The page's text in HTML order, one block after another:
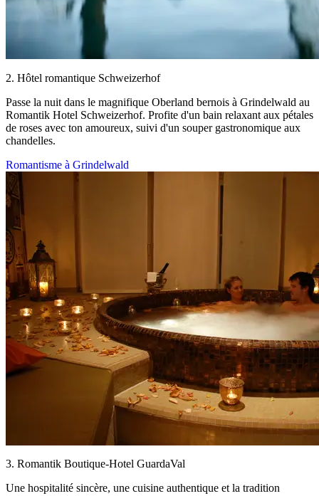
2. Hôtel romantique Schweizerhof
Passe la nuit dans le magnifique Oberland bernois à Grindelwald au
Romantik Hotel Schweizerhof. Profite d'un bain relaxant aux pétales
de roses avec ton amoureux, suivi d'un souper gastronomique aux
chandelles.
Romantisme à Grindelwald
3. Romantik Boutique-Hotel GuardaVal
Une hospitalité sincère, une cuisine authentique et la tradition